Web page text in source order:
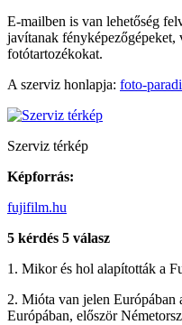
E-mailben is van lehetőség
javítanak fényképezőgépeket,
fotótartozékokat.
A szerviz honlapja: foto-
Szerviz térkép
Képforrás:
fujifilm.hu
5 kérdés 5 válasz
1. Mikor és hol alapították a
2. Mióta van jelen Európában
Európában, először